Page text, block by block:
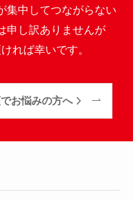
集中してつながらない
申し訳ありませんが
れば幸いです。
お悩みの方へ